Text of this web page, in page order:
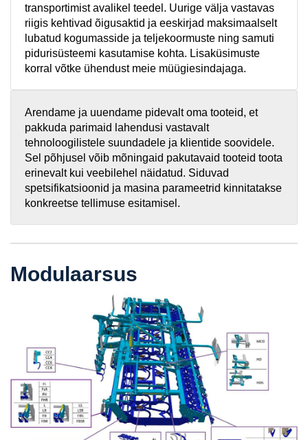
transportimist avalikel teedel. Uurige välja vastavas
riigis kehtivad õigusaktid ja eeskirjad maksimaalselt
lubatud kogumasside ja teljekoormuste ning samuti
pidurisüsteemi kasutamise kohta. Lisaküsimuste
korral võtke ühendust meie müügiesindajaga.
Arendame ja uuendame pidevalt oma tooteid, et
pakkuda parimaid lahendusi vastavalt
tehnoloogilistele suundadele ja klientide soovidele.
Sel põhjusel võib mõningaid pakutavaid tooteid toota
erinevalt kui veebilehel näidatud. Siduvad
spetsifikatsioonid ja masina parameetrid kinnitatakse
konkreetse tellimuse esitamisel.
Modulaarsus